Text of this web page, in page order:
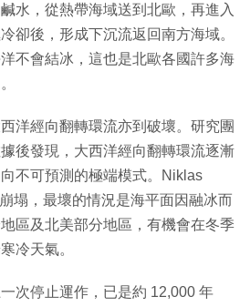
水，從熱帶海域送到北歐，再進入
卻後，形成下沉流返回南方海域。
不會結冰，這也是北歐各國許多海
洋經向翻轉環流亦到破壞。研究團
後發現，大西洋經向翻轉環流逐漸
不可預測的極端模式。Niklas
塌，最壞的情況是海平面因融冰而
區及北美部分地區，有機會在冬季
冷天氣。
次停止運作，已是約 12,000 年